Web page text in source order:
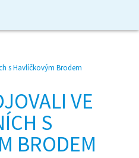
s Havlíčkovým Brodem
VE
S
BRODEM